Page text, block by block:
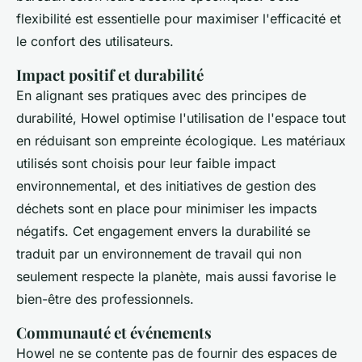
flexibilité est essentielle pour maximiser l'efficacité et
le confort des utilisateurs.
Impact positif et durabilité
En alignant ses pratiques avec des principes de
durabilité, Howel optimise l'utilisation de l'espace tout
en réduisant son empreinte écologique. Les matériaux
utilisés sont choisis pour leur faible impact
environnemental, et des initiatives de gestion des
déchets sont en place pour minimiser les impacts
négatifs. Cet engagement envers la durabilité se
traduit par un environnement de travail qui non
seulement respecte la planète, mais aussi favorise le
bien-être des professionnels.
Communauté et événements
Howel ne se contente pas de fournir des espaces de